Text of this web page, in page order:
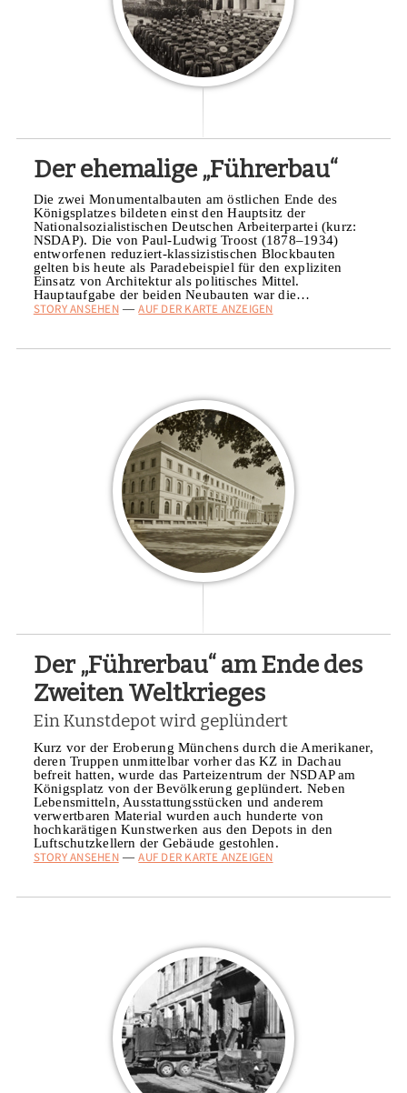
Der ehemalige „Führerbau“
Die zwei Monumentalbauten am östlichen Ende des
Königsplatzes bildeten einst den Hauptsitz der
Nationalsozialistischen Deutschen Arbeiterpartei (kurz:
NSDAP). Die von Paul-Ludwig Troost (1878–1934)
entworfenen reduziert-klassizistischen Blockbauten
gelten bis heute als Paradebeispiel für den expliziten
Einsatz von Architektur als politisches Mittel.
Hauptaufgabe der beiden Neubauten war die…
STORY ANSEHEN — AUF DER KARTE ANZEIGEN
Der „Führerbau“ am Ende des
Zweiten Weltkrieges
Ein Kunstdepot wird geplündert
Kurz vor der Eroberung Münchens durch die Amerikaner,
deren Truppen unmittelbar vorher das KZ in Dachau
befreit hatten, wurde das Parteizentrum der NSDAP am
Königsplatz von der Bevölkerung geplündert. Neben
Lebensmitteln, Ausstattungsstücken und anderem
verwertbaren Material wurden auch hunderte von
hochkarätigen Kunstwerken aus den Depots in den
Luftschutzkellern der Gebäude gestohlen.
STORY ANSEHEN — AUF DER KARTE ANZEIGEN